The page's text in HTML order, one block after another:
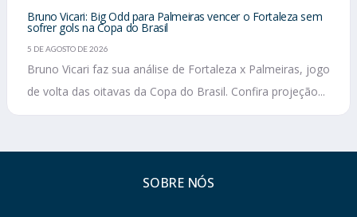
Bruno Vicari: Big Odd para Palmeiras vencer o Fortaleza sem
sofrer gols na Copa do Brasil
5 DE AGOSTO DE 2026
Bruno Vicari faz sua análise de Fortaleza x Palmeiras, jogo
de volta das oitavas da Copa do Brasil. Confira projeção...
SOBRE NÓS